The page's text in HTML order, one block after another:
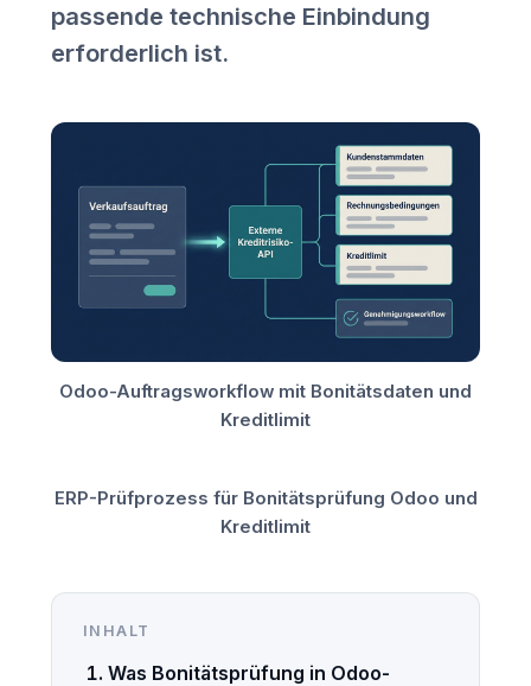
passende technische Einbindung
erforderlich ist.
Odoo-Auftragsworkflow mit Bonitätsdaten und
Kreditlimit
ERP-Prüfprozess für Bonitätsprüfung Odoo und
Kreditlimit
INHALT
Was Bonitätsprüfung in Odoo-